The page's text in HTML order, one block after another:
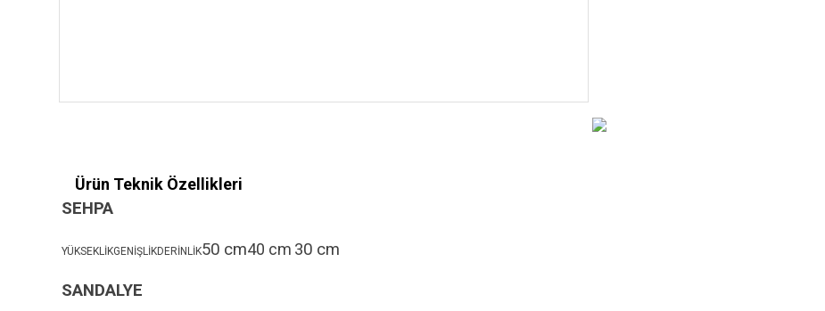
Ürün Teknik Özellikleri
SEHPA
YÜKSEKLİKGENİŞLİKDERİNLİK50 cm40 cm 30 cm
SANDALYE